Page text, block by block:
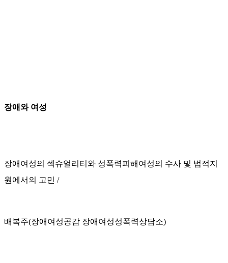
장애와 여성
장애여성의 섹슈얼리티와 성폭력피해여성의 수사 및 법적지
원에서의 고민 /
배복주(장애여성공감 장애여성성폭력상담소)